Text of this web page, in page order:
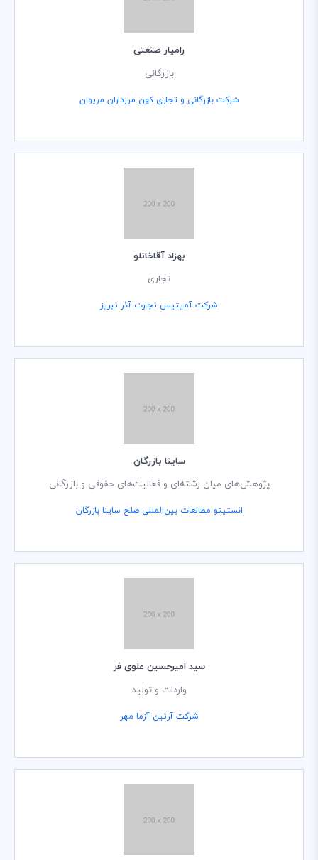
رامیار صنعتی
بازرگانی
شرکت بازرگانی و تجاری کهن مرزداران مریوان
بهزاد آقاخانلو
تجاری
شرکت آمیتیس تجارت آذر تبریز
ساینا بازرگان
پژوهش‌های میان رشته‌ای و فعالیت‌های حقوقی و بازرگانی
انستیتو مطالعات بین‌المللی صلح ساینا بازرگان
سید امیرحسین علوی فر
واردات و تولید
شرکت آرتین آزما مهر